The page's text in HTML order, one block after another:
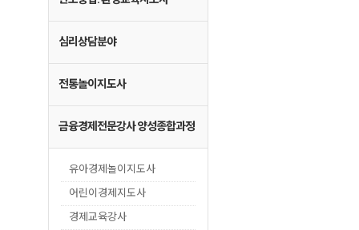
심리상담분야
전통놀이지도사
금융경제전문강사 양성종합과정
유아경제놀이지도사
어린이경제지도사
경제교육강사